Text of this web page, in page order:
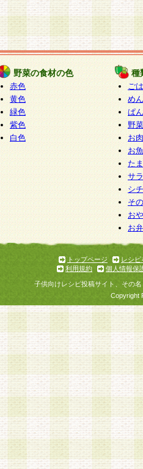
野菜の食材の色
赤色
黄色
緑色
紫色
白色
種
ご
めん
ぱん
野
お
お
た
サ
シ
そ
お
お
トップページ
レシピ
利用規約
個人情報保
子供向けレシピ投稿サイト、その
Copyright